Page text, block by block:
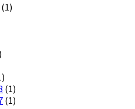
(1)
(1)
(1)